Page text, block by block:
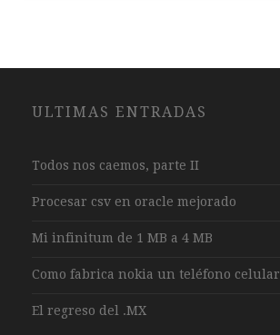
ULTIMAS ENTRADAS
Todos nos caemos, parte II
Procesar csv en oracle mejorado
Mi infinitum de 1 MB a 4 MB
Como fabrica nokia un teléfono celular
El regreso del .MX